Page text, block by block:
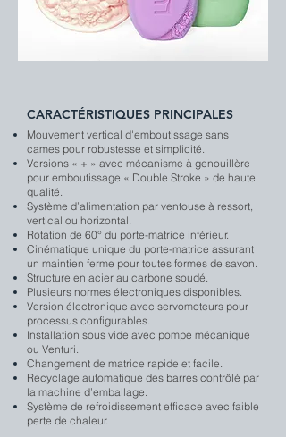
CARACTÉRISTIQUES PRINCIPALES
Mouvement vertical d'emboutissage sans
cames pour robustesse et simplicité.
Versions « + » avec mécanisme à genouillère
pour emboutissage « Double Stroke » de haute
qualité.
Système d’alimentation par ventouse à ressort,
vertical ou horizontal.
Rotation de 60° du porte-matrice inférieur.
Cinématique unique du porte-matrice assurant
un maintien ferme pour toutes formes de savon.
Structure en acier au carbone soudé.
Plusieurs normes électroniques disponibles.
Version électronique avec servomoteurs pour
processus configurables.
Installation sous vide avec pompe mécanique
ou Venturi.
Changement de matrice rapide et facile.
Recyclage automatique des barres contrôlé par
la machine d’emballage.
Système de refroidissement efficace avec faible
perte de chaleur.